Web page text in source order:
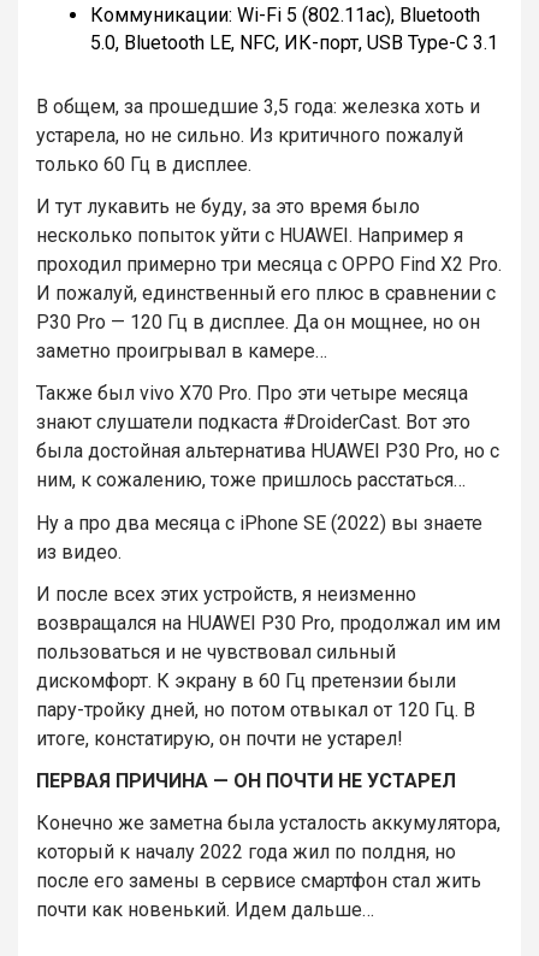
Коммуникации: Wi-Fi 5 (802.11ac), Bluetooth
5.0, Bluetooth LE, NFC, ИК-порт, USB Type-C 3.1
В общем, за прошедшие 3,5 года: железка хоть и
устарела, но не сильно. Из критичного пожалуй
только 60 Гц в дисплее.
И тут лукавить не буду, за это время было
несколько попыток уйти с HUAWEI. Например я
проходил примерно три месяца с OPPO Find X2 Pro.
И пожалуй, единственный его плюс в сравнении с
P30 Pro — 120 Гц в дисплее. Да он мощнее, но он
заметно проигрывал в камере…
Также был vivo X70 Pro. Про эти четыре месяца
знают слушатели подкаста #DroiderCast. Вот это
была достойная альтернатива HUAWEI P30 Pro, но с
ним, к сожалению, тоже пришлось расстаться…
Ну а про два месяца с iPhone SE (2022) вы знаете
из видео.
И после всех этих устройств, я неизменно
возвращался на HUAWEI P30 Pro, продолжал им им
пользоваться и не чувствовал сильный
дискомфорт. К экрану в 60 Гц претензии были
пару-тройку дней, но потом отвыкал от 120 Гц. В
итоге, констатирую, он почти не устарел!
ПЕРВАЯ ПРИЧИНА — ОН ПОЧТИ НЕ УСТАРЕЛ
Конечно же заметна была усталость аккумулятора,
который к началу 2022 года жил по полдня, но
после его замены в сервисе смартфон стал жить
почти как новенький. Идем дальше…